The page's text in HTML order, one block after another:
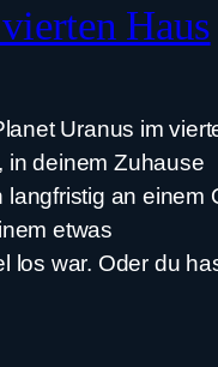
Haus
Uranus im
in deinem Zuhause
an einem
etwas
los war. Oder du